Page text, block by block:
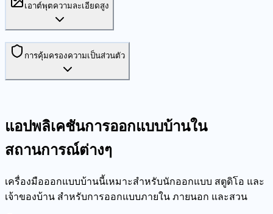
เอาต์พุตความละเอียดสูง
การคุ้มครองความเป็นส่วนตัว
แอปพลิเคชันการออกแบบบ้านใน
สถานการณ์ต่างๆ
เครื่องมือออกแบบบ้านนี้เหมาะสำหรับนักออกแบบ สตูดิโอ และ
เจ้าของบ้าน สำหรับการออกแบบภายใน ภายนอก และสวน